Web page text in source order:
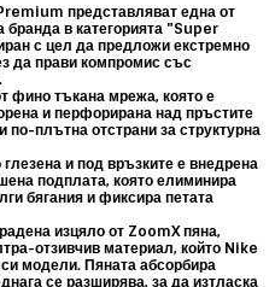
представляват една от
в категорията "Super
с цел да предложи екстремно
да прави компромис със
фино тъкана мрежа, която е
и перфорирана над пръстите
по-плътна отстрани за структурна
и под връзките е внедрена
подплата, която елиминира
бягания и фиксира петата
изцяло от ZoomXпяна,
отзивчив материал, който Nike
модели. Пяната абсорбира
се разширява, за да изтласка